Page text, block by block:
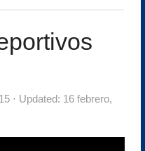
Updated: 16 febrero,